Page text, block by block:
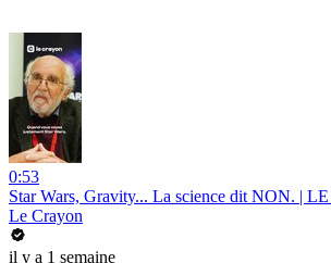
0:53
Star Wars, Gravity... La science dit NON. |
Le Crayon
il y a 1 semaine